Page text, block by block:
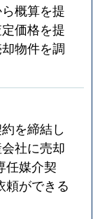
概算を提
価格を提
物件を調
を締結し
社に売却
任媒介契
頼ができる